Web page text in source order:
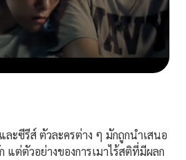
รีส์ ตัวละครต่าง ๆ มักถูกนำเสนอ
แต่ตัวอย่างของการเมาไร้สติที่มีผลก